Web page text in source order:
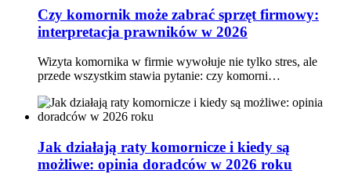
Czy komornik może zabrać sprzęt firmowy:
interpretacja prawników w 2026
Wizyta komornika w firmie wywołuje nie tylko stres, ale
przede wszystkim stawia pytanie: czy komorni…
Jak działają raty komornicze i kiedy są
możliwe: opinia doradców w 2026 roku